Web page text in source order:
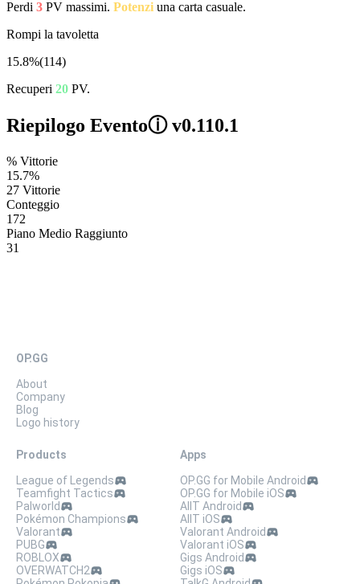
Perdi 3 PV massimi. Potenzi una carta casuale.
Rompi la tavoletta
15.8%(114)
Recuperi 20 PV.
Riepilogo Eventoⓘv0.110.1
% Vittorie
15.7%
27 Vittorie
Conteggio
172
Piano Medio Raggiunto
31
OP.GG
About
Company
Blog
Logo history
Products
League of Legends
Teamfight Tactics
Palworld
Pokémon Champions
Valorant
PUBG
ROBLOX
OVERWATCH2
Apps
OP.GG for Mobile Android
OP.GG for Mobile iOS
AllT Android
AllT iOS
Valorant Android
Valorant iOS
Gigs Android
Gigs iOS